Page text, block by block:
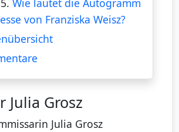
von Franziska Weisz?
Julia Grosz
Julia Grosz